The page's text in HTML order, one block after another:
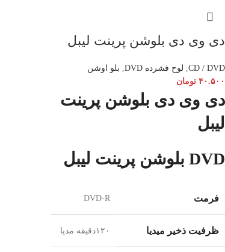
دی وی دی بلوشن پرینت لیبل
CD / DVD
, لوح فشرده DVD , بلو اوشن
۴۰.۵۰۰ تومان
دی وی دی بلوشن پرینت
لیبل
DVD بلوشن پرینت لیبل
فرمت DVD-R
ظرفیت ذخیر میدیا ۱۲۰دقیقه مدیا